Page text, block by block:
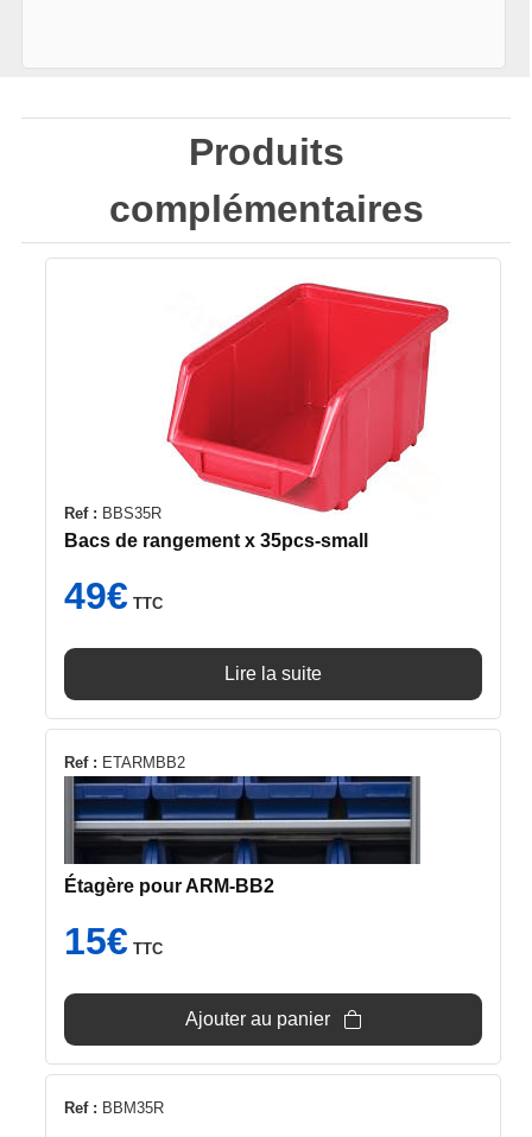
Produits
complémentaires
Ref : BBS35R
Bacs de rangement x 35pcs-small
49€ TTC
Lire la suite
Ref : ETARMBB2
Étagère pour ARM-BB2
15€ TTC
Ajouter au panier
Ref : BBM35R